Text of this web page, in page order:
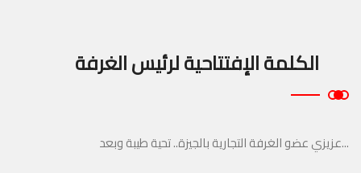
الكلمة الإفتتاحية لرئيس الغرفة
...عزيزي عضو الغرفة التجارية بالجيزة.. تحية طيبة وبعد